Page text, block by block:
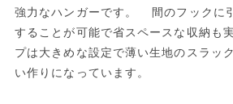
強力なハンガーです。 間のフックに
することが可能で省スペースな収納
プは大きめな設定で薄い生地のスラッ
い作りになっています。